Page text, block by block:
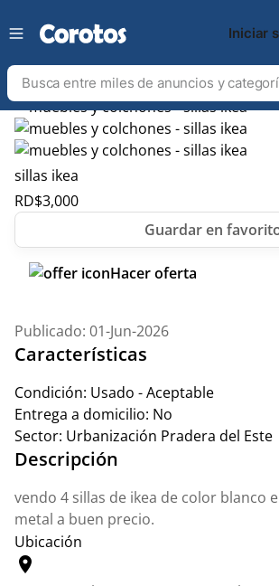
Iniciar
sillas ikea
RD$3,000
Hacer oferta
Publicado: 01-Jun-2026
Características
Condición: Usado - Aceptable
Entrega a domicilio: No
Sector: Urbanización Pradera del Este
Descripción
vendo 4 sillas de ikea de color blanco
metal a buen precio.
Ubicación
location_on